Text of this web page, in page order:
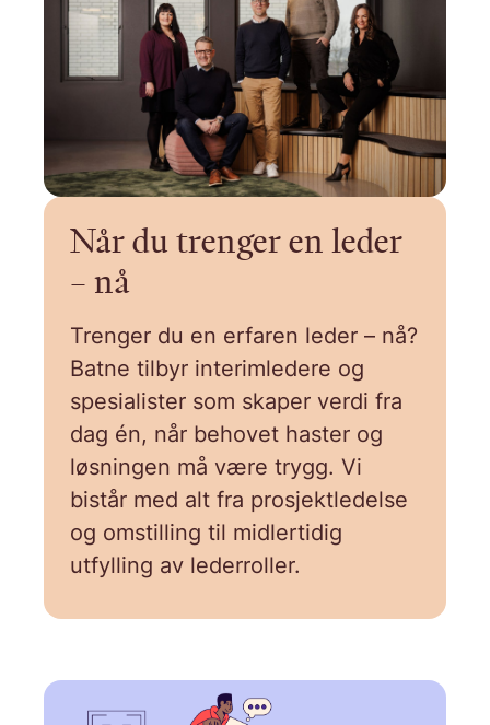
Når du trenger en leder
– nå
Trenger du en erfaren leder – nå?
Batne tilbyr interimledere og
spesialister som skaper verdi fra
dag én, når behovet haster og
løsningen må være trygg. Vi
bistår med alt fra prosjektledelse
og omstilling til midlertidig
utfylling av lederroller.